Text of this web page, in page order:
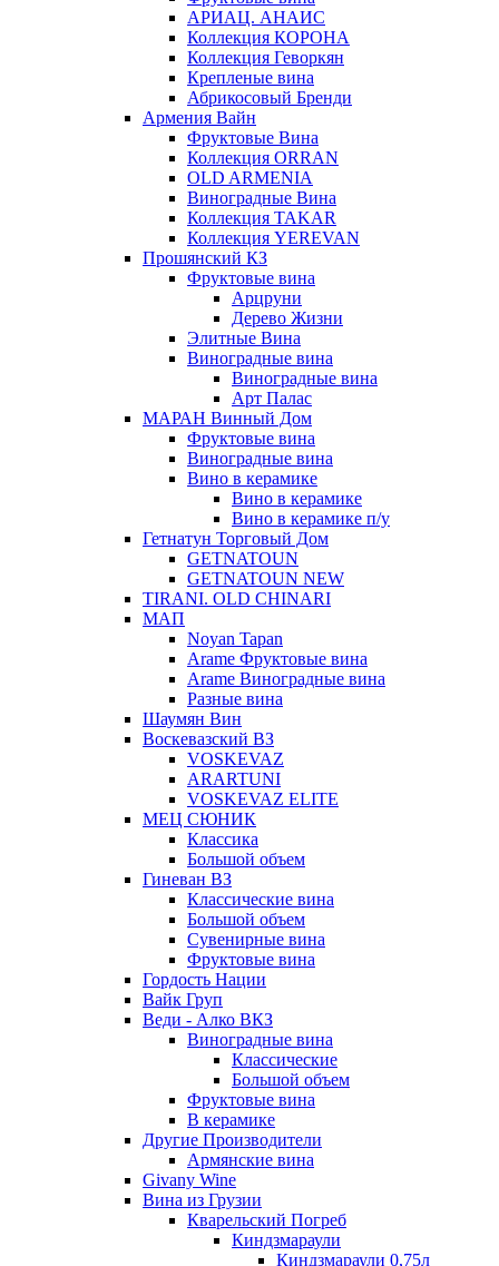
АРИАЦ. АНАИС
Коллекция КОРОНА
Коллекция Геворкян
Крепленые вина
Абрикосовый Бренди
Армения Вайн
Фруктовые Вина
Коллекция ORRAN
OLD ARMENIA
Виноградные Вина
Коллекция TAKAR
Коллекция YEREVAN
Прошянский КЗ
Фруктовые вина
Арцруни
Дерево Жизни
Элитные Вина
Виноградные вина
Виноградные вина
Арт Палас
МАРАН Винный Дом
Фруктовые вина
Виноградные вина
Вино в керамике
Вино в керамике
Вино в керамике п/у
Гетнатун Торговый Дом
GETNATOUN
GETNATOUN NEW
TIRANI. OLD CHINARI
МАП
Noyan Tapan
Arame Фруктовые вина
Arame Виноградные вина
Разные вина
Шаумян Вин
Воскевазский ВЗ
VOSKEVAZ
ARARTUNI
VOSKEVAZ ELITE
МЕЦ СЮНИК
Классика
Большой объем
Гиневан ВЗ
Классические вина
Большой объем
Сувенирные вина
Фруктовые вина
Гордость Нации
Вайк Груп
Веди - Алко ВКЗ
Виноградные вина
Классические
Большой объем
Фруктовые вина
В керамике
Другие Производители
Армянские вина
Givany Wine
Вина из Грузии
Кварельский Погреб
Киндзмараули
Киндзмараули 0,75л